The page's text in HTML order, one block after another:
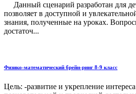
Данный сценарий разработан для
позволяет в доступной и
знания, полученные на уроках.
достаточ...
Физико-математический брейн-ринг 8-9 класс
Цель: -развитие и укрепление